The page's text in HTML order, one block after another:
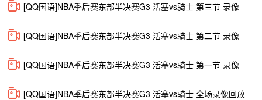
[QQ国语]NBA季后赛东部半决赛G3 活塞vs骑士 第三节 录像
[QQ国语]NBA季后赛东部半决赛G3 活塞vs骑士 第二节 录像
[QQ国语]NBA季后赛东部半决赛G3 活塞vs骑士 第一节 录像
[QQ国语]NBA季后赛东部半决赛G3 活塞vs骑士 全场录像回放